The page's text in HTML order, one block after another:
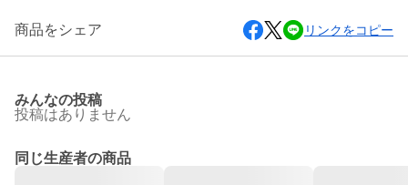
商品をシェア リンクをコピー
みんなの投稿
投稿はありません
同じ生産者の商品